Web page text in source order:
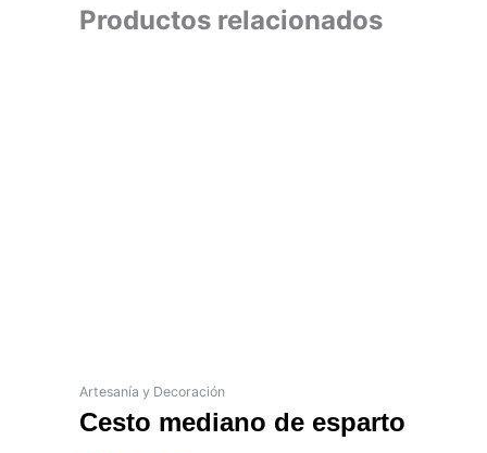
Productos relacionados
Artesanía y Decoración
Cesto mediano de esparto